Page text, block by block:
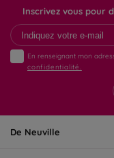
Inscrivez vous pour
En renseignant mon
confidentialité.
De Neuville